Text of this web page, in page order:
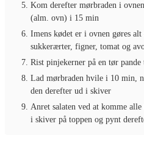
Kom derefter mørbraden i
(alm. ovn) i 15 min
Imens kødet er i ovnen gøres
sukkerærter, figner, tomat og
Rist pinjekerner på en tør
Lad mørbraden hvile i 10 min,
den derefter ud i skiver
Anret salaten ved at komme
i skiver på toppen og pynt